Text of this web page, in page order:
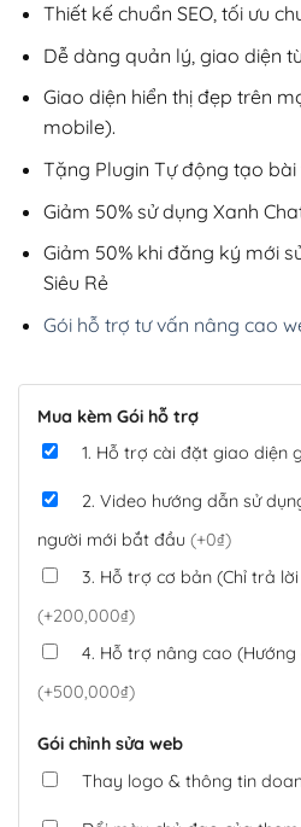
Thiết kế chuẩn SEO, tối ưu
Dễ dàng quản lý, giao diện
Giao diện hiển thị đẹp trên
mobile).
Tặng Plugin Tự động tạo bài
Giảm 50% sử dụng Xanh
Giảm 50% khi đăng ký mới
Siêu Rẻ
Gói hỗ trợ tư vấn nâng cao
Mua kèm Gói hỗ trợ
1. Hỗ trợ cài đặt giao diện
2. Video hướng dẫn sử
người mới bắt đầu (+0₫)
3. Hỗ trợ cơ bản (Chỉ trả
(+200,000₫)
4. Hỗ trợ nâng cao
(+500,000₫)
Gói chỉnh sửa web
Thay logo & thông tin